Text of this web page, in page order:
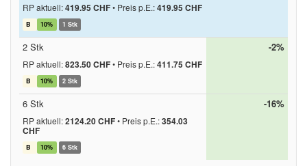
RP aktuell:419.95 CHF• Preis p.E.:419.95 CHF
B 10% 1 Stk
2 Stk
RP aktuell:823.50 CHF• Preis p.E.:411.75 CHF
B 10% 2 Stk
-2%
6 Stk
RP aktuell:2124.20 CHF• Preis p.E.:354.03
CHF
B 10% 6 Stk
-16%